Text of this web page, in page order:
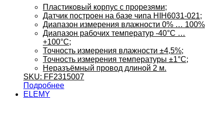
Пластиковый корпус с прорезями;
Датчик построен на базе чипа HIH6031-021;
Диапазон измерения влажности 0% … 100%
Диапазон рабочих температур -40°C …
+100°C;
Точность измерения влажности ±4,5%;
Точность измерения температуры ±1°C;
Неразъёмный провод длиной 2 м.
SKU: FF2315007
Подробнее
ELEMY